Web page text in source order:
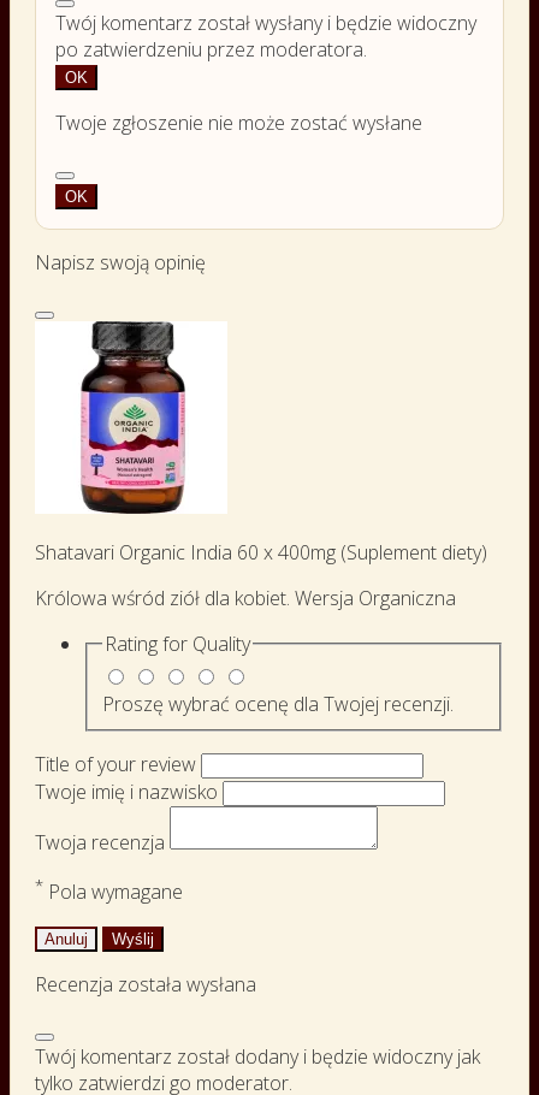
Twój komentarz został wysłany i będzie widoczny
po zatwierdzeniu przez moderatora.
OK
Twoje zgłoszenie nie może zostać wysłane
OK
Napisz swoją opinię
Shatavari Organic India 60 x 400mg (Suplement diety)
Królowa wśród ziół dla kobiet. Wersja Organiczna
Rating for Quality
Proszę wybrać ocenę dla Twojej recenzji.
Title of your review
Twoje imię i nazwisko
Twoja recenzja
* Pola wymagane
Anuluj Wyślij
Recenzja została wysłana
Twój komentarz został dodany i będzie widoczny jak
tylko zatwierdzi go moderator.